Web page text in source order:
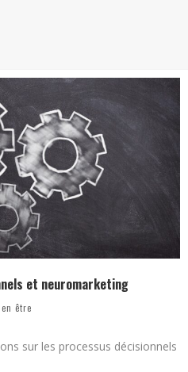
et neuromarketing
être
sur les processus décisionnels